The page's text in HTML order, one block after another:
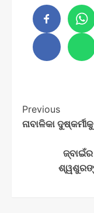
Post
Previous
ନାବାଳିକା